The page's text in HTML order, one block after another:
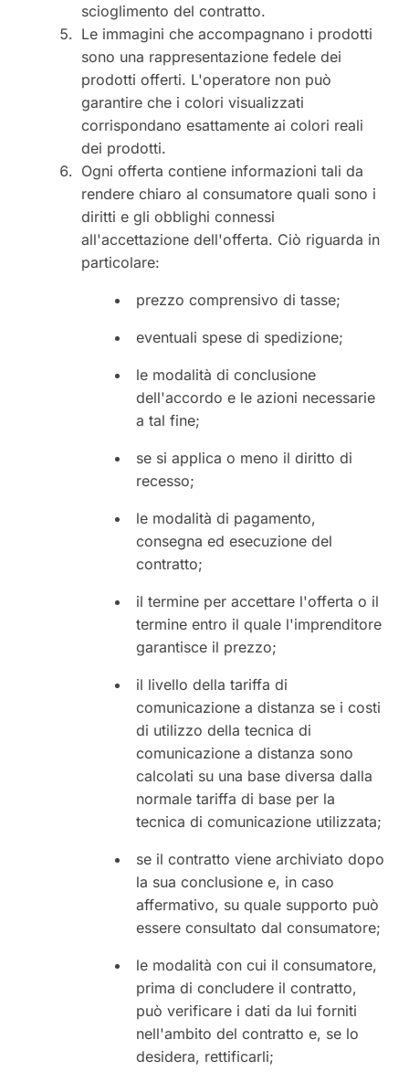
scioglimento del contratto.
Le immagini che accompagnano i prodotti
sono una rappresentazione fedele dei
prodotti offerti. L'operatore non può
garantire che i colori visualizzati
corrispondano esattamente ai colori reali
dei prodotti.
Ogni offerta contiene informazioni tali da
rendere chiaro al consumatore quali sono i
diritti e gli obblighi connessi
all'accettazione dell'offerta. Ciò riguarda in
particolare:
prezzo comprensivo di tasse;
eventuali spese di spedizione;
le modalità di conclusione
dell'accordo e le azioni necessarie
a tal fine;
se si applica o meno il diritto di
recesso;
le modalità di pagamento,
consegna ed esecuzione del
contratto;
il termine per accettare l'offerta o il
termine entro il quale l'imprenditore
garantisce il prezzo;
il livello della tariffa di
comunicazione a distanza se i costi
di utilizzo della tecnica di
comunicazione a distanza sono
calcolati su una base diversa dalla
normale tariffa di base per la
tecnica di comunicazione utilizzata;
se il contratto viene archiviato dopo
la sua conclusione e, in caso
affermativo, su quale supporto può
essere consultato dal consumatore;
le modalità con cui il consumatore,
prima di concludere il contratto,
può verificare i dati da lui forniti
nell'ambito del contratto e, se lo
desidera, rettificarli;